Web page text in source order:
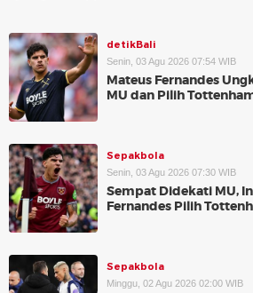
detikBali
Senin, 03 Agu 2026 07:54 WIB
Mateus Fernandes
MU dan Pilih
Sepakbola
Senin, 03 Agu 2026 07:30 WIB
Sempat Didekati MU,
Fernandes Pilih
Sepakbola
Minggu, 02 Agu 2026 02:00 WIB